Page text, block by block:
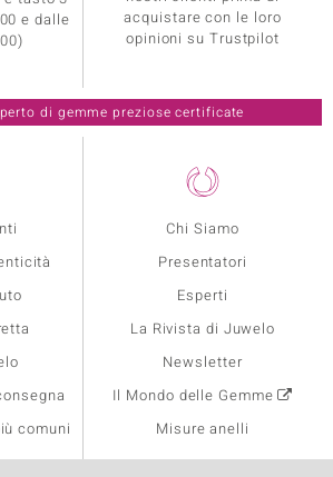
comuni
Chi Siamo
Presentatori
Esperti
La Rivista di Juwelo
Newsletter
Il Mondo delle Gemme
Misure anelli
e dalle
acquistare con le loro
opinioni su Trustpilot
di gemme preziose certificate